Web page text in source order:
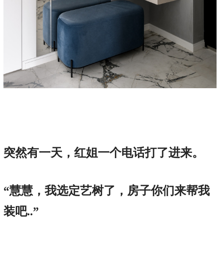
突然有一天，红姐一个电话打了进来。
“慧慧，我选定艺树了，房子你们来帮我
装吧..”